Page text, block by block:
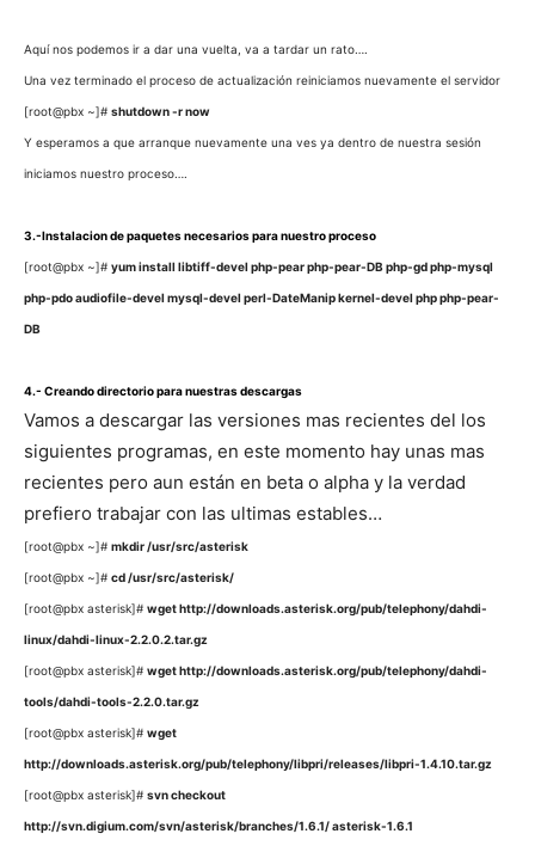
Aquí nos podemos ir a dar una vuelta, va a tardar un rato….
Una vez terminado el proceso de actualización reiniciamos nuevamente el servidor
[root@pbx ~]# shutdown -r now
Y esperamos a que arranque nuevamente una ves ya dentro de nuestra sesión
iniciamos nuestro proceso….
3.-Instalacion de paquetes necesarios para nuestro proceso
[root@pbx ~]# yum install libtiff-devel php-pear php-pear-DB php-gd php-mysql
php-pdo audiofile-devel mysql-devel perl-DateManip kernel-devel php php-pear-
DB
4.- Creando directorio para nuestras descargas
Vamos a descargar las versiones mas recientes del los
siguientes programas, en este momento hay unas mas
recientes pero aun están en beta o alpha y la verdad
prefiero trabajar con las ultimas estables…
[root@pbx ~]# mkdir /usr/src/asterisk
[root@pbx ~]# cd /usr/src/asterisk/
[root@pbx asterisk]# wget http://downloads.asterisk.org/pub/telephony/dahdi-
linux/dahdi-linux-2.2.0.2.tar.gz
[root@pbx asterisk]# wget http://downloads.asterisk.org/pub/telephony/dahdi-
tools/dahdi-tools-2.2.0.tar.gz
[root@pbx asterisk]# wget
http://downloads.asterisk.org/pub/telephony/libpri/releases/libpri-1.4.10.tar.gz
[root@pbx asterisk]# svn checkout
http://svn.digium.com/svn/asterisk/branches/1.6.1/ asterisk-1.6.1